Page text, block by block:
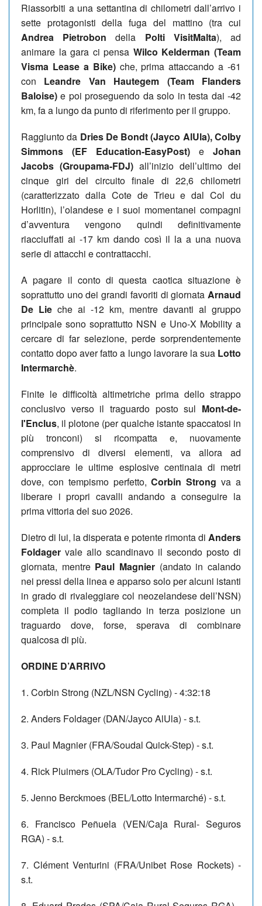
Riassorbiti a una settantina di chilometri dall’arrivo i
sette protagonisti della fuga del mattino (tra cui
Andrea Pietrobon della Polti VisitMalta), ad
animare la gara ci pensa Wilco Kelderman (Team
Visma Lease a Bike)che, prima attaccando a -61
con Leandre Van Hautegem (Team Flanders
Baloise) e poi proseguendo da solo in testa dai -42
km, fa a lungo da punto di riferimento per il gruppo.
Raggiunto da Dries De Bondt (Jayco AlUla), Colby
Simmons (EF Education-EasyPost) e Johan
Jacobs (Groupama-FDJ) all’inizio dell’ultimo dei
cinque giri del circuito finale di 22,6 chilometri
(caratterizzato dalla Cote de Trieu e dal Col du
Horlitin), l’olandese e i suoi momentanei compagni
d’avventura vengono quindi definitivamente
riacciuffati ai -17 km dando così il la a una nuova
serie di attacchi e contrattacchi.
A pagare il conto di questa caotica situazione è
soprattutto uno dei grandi favoriti di giornata Arnaud
De Lie che ai -12 km, mentre davanti al gruppo
principale sono soprattutto NSN e Uno-X Mobility a
cercare di far selezione, perde sorprendentemente
contatto dopo aver fatto a lungo lavorare la sua Lotto
Intermarchè.
Finite le difficoltà altimetriche prima dello strappo
conclusivo verso il traguardo posto sul Mont-de-
l'Enclus, il plotone (per qualche istante spaccatosi in
più tronconi) si ricompatta e, nuovamente
comprensivo di diversi elementi, va allora ad
approcciare le ultime esplosive centinaia di metri
dove, con tempismo perfetto,Corbin Strong va a
liberare i propri cavalli andando a conseguire la
prima vittoria del suo 2026.
Dietro di lui, la disperata e potente rimonta di Anders
Foldager vale allo scandinavo il secondo posto di
giornata, mentre Paul Magnier (andato in calando
nei pressi della linea e apparso solo per alcuni istanti
in grado di rivaleggiare col neozelandese dell’NSN)
completa il podio tagliando in terza posizione un
traguardo dove, forse, sperava di combinare
qualcosa di più.
ORDINE D’ARRIVO
1. Corbin Strong (NZL/NSN Cycling) - 4:32:18
2. Anders Foldager (DAN/Jayco AlUla) - s.t.
3. Paul Magnier (FRA/Soudal Quick-Step) - s.t.
4. Rick Pluimers (OLA/Tudor Pro Cycling) - s.t.
5. Jenno Berckmoes (BEL/Lotto Intermarché) - s.t.
6. Francisco Peñuela (VEN/Caja Rural- Seguros
RGA) - s.t.
7. Clément Venturini (FRA/Unibet Rose Rockets) -
s.t.